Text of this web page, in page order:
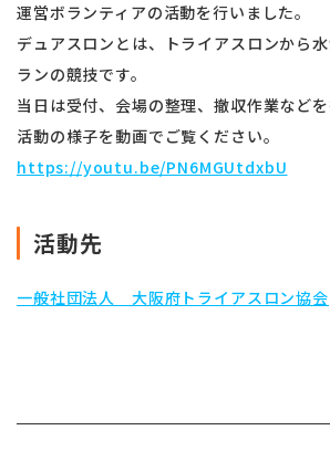
運営ボランティアの活動を行いました。
デュアスロンとは、トライアスロンから
ランの競技です。
当日は受付、会場の整理、撤収作業などを
活動の様子を動画でご覧ください。
https://youtu.be/PN6MGUtdxbU
活動先
一般社団法人 大阪府トライアスロン協会